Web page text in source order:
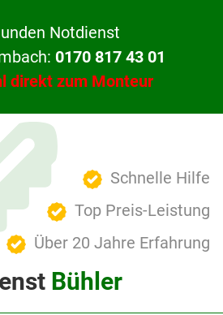
Notdienst
0170 817 43 01
direkt zum Monteur
Schnelle Hilfe
Top Preis-Leistung
Über 20 Jahre Erfahrung
Bühler